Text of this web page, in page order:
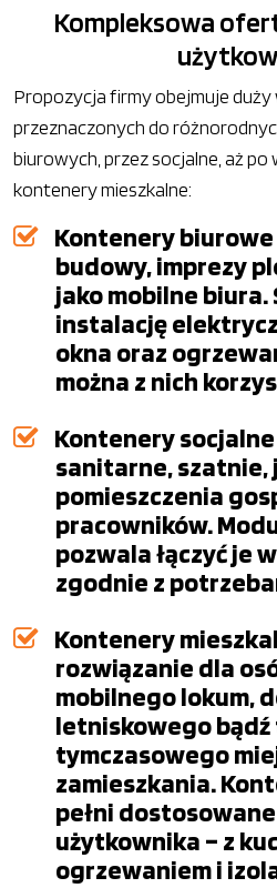
Kompleksowa
Propozycja firmy obejmuje
przeznaczonych do
biurowych, przez socjalne, aż po
kontenery mieszkalne:
Kontenery
budowy, imprezy
jako mobilne biura.
instalację
okna oraz
można z nich
Kontenery
sanitarne, szatnie,
pomieszczenia
pracowników.
pozwala łączyć je
zgodnie z
Kontenery
rozwiązanie dla
mobilnego lokum,
letniskowego bądź
tymczasowego
zamieszkania.
pełni
użytkownika – z
ogrzewaniem i